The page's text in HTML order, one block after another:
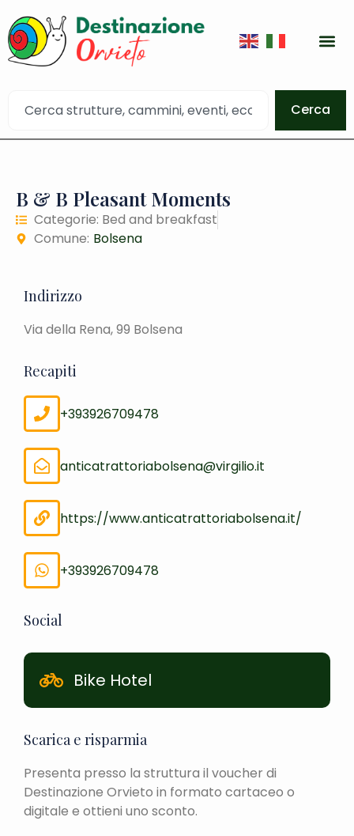
Cerca
B & B Pleasant Moments
Categorie: Bed and breakfast
Comune: Bolsena
Indirizzo
Via della Rena, 99 Bolsena
Recapiti
+393926709478
anticatrattoriabolsena@virgilio.it
https://www.anticatrattoriabolsena.it/
+393926709478
Social
Bike Hotel
Scarica e risparmia
Presenta presso la struttura il voucher di
Destinazione Orvieto in formato cartaceo o
digitale e ottieni uno sconto.